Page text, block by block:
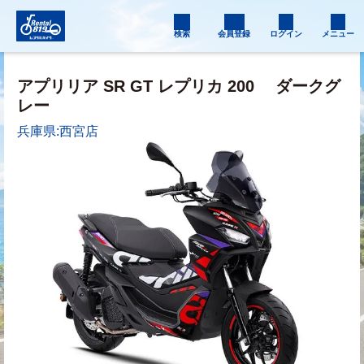
検索 会員登録 ログイン メニュー
アプリリア SR GT レプリカ 200
ダークグ
レー
兵庫県:西宮店